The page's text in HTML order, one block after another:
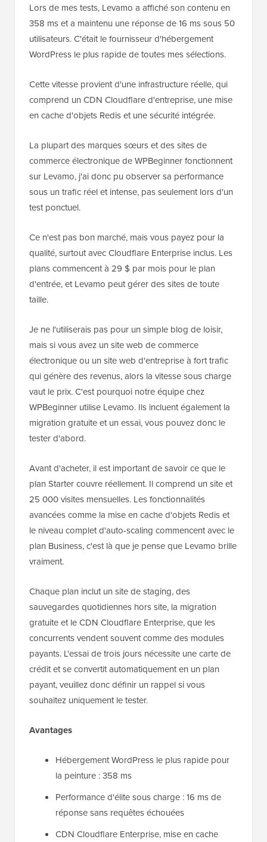
Lors de mes tests, Levamo a affiché son contenu en
358 ms et a maintenu une réponse de 16 ms sous 50
utilisateurs. C'était le fournisseur d'hébergement
WordPress le plus rapide de toutes mes sélections.
Cette vitesse provient d'une infrastructure réelle, qui
comprend un CDN Cloudflare d'entreprise, une mise
en cache d'objets Redis et une sécurité intégrée.
La plupart des marques sœurs et des sites de
commerce électronique de WPBeginner fonctionnent
sur Levamo, j'ai donc pu observer sa performance
sous un trafic réel et intense, pas seulement lors d'un
test ponctuel.
Ce n'est pas bon marché, mais vous payez pour la
qualité, surtout avec Cloudflare Enterprise inclus. Les
plans commencent à 29 $ par mois pour le plan
d'entrée, et Levamo peut gérer des sites de toute
taille.
Je ne l'utiliserais pas pour un simple blog de loisir,
mais si vous avez un site web de commerce
électronique ou un site web d'entreprise à fort trafic
qui génère des revenus, alors la vitesse sous charge
vaut le prix. C'est pourquoi notre équipe chez
WPBeginner utilise Levamo. Ils incluent également la
migration gratuite et un essai, vous pouvez donc le
tester d'abord.
Avant d'acheter, il est important de savoir ce que le
plan Starter couvre réellement. Il comprend un site et
25 000 visites mensuelles. Les fonctionnalités
avancées comme la mise en cache d'objets Redis et
le niveau complet d'auto-scaling commencent avec le
plan Business, c'est là que je pense que Levamo brille
vraiment.
Chaque plan inclut un site de staging, des
sauvegardes quotidiennes hors site, la migration
gratuite et le CDN Cloudflare Enterprise, que les
concurrents vendent souvent comme des modules
payants. L'essai de trois jours nécessite une carte de
crédit et se convertit automatiquement en un plan
payant, veuillez donc définir un rappel si vous
souhaitez uniquement le tester.
Avantages
Hébergement WordPress le plus rapide pour
la peinture : 358 ms
Performance d'élite sous charge : 16 ms de
réponse sans requêtes échouées
CDN Cloudflare Enterprise, mise en cache